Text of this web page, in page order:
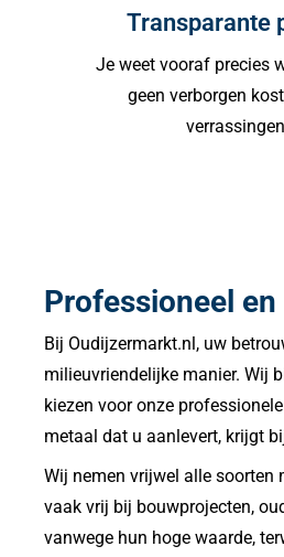
Transparante
Je weet vooraf precies
geen verborgen
Professioneel
Bij Oudijzermarkt.nl, uw
milieuvriendelijke manier. Wij
kiezen voor onze
metaal dat u aanlevert, krijgt
Wij nemen vrijwel alle soorten
vaak vrij bij bouwprojecten,
vanwege hun hoge waarde,